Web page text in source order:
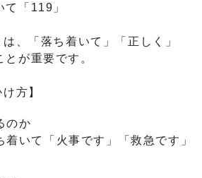
て「119」
、「落ち着いて」「正しく」
とが重要です。
方】
のか
着いて「火事です」「救急です」